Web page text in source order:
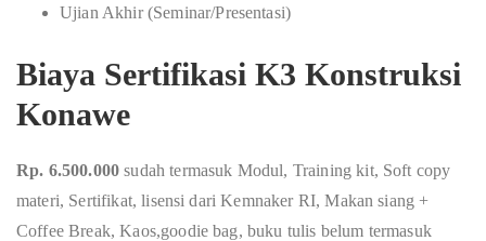
Ujian Akhir (Seminar/Presentasi)
Biaya Sertifikasi K3 Konstruksi
Konawe
Rp. 6.500.000sudah termasuk Modul, Training kit, Soft copy
materi, Sertifikat, lisensi dari Kemnaker RI, Makan siang +
Coffee Break, Kaos,goodie bag, buku tulis belum termasuk